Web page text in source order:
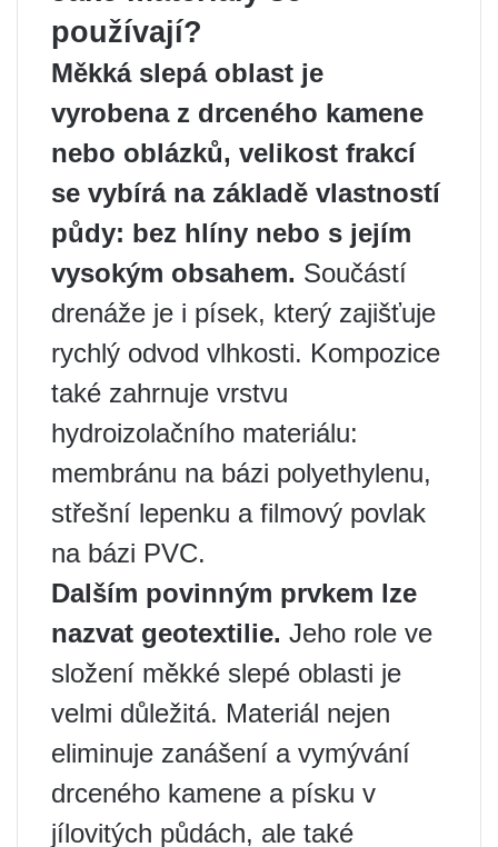
používají?
Měkká slepá oblast je
vyrobena z drceného kamene
nebo oblázků, velikost frakcí
se vybírá na základě vlastností
půdy: bez hlíny nebo s jejím
vysokým obsahem. Součástí
drenáže je i písek, který zajišťuje
rychlý odvod vlhkosti. Kompozice
také zahrnuje vrstvu
hydroizolačního materiálu:
membránu na bázi polyethylenu,
střešní lepenku a filmový povlak
na bázi PVC.
Dalším povinným prvkem lze
nazvat geotextilie. Jeho role ve
složení měkké slepé oblasti je
velmi důležitá. Materiál nejen
eliminuje zanášení a vymývání
drceného kamene a písku v
jílovitých půdách, ale také